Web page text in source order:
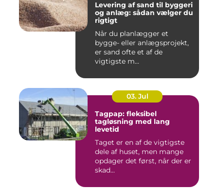
Levering af sand til byggeri
og anlæg: sådan vælger du
rigtigt
Når du planlægger et
bygge- eller anlægsprojekt,
er sand ofte et af de
vigtigste m...
03. Jul
Tagpap: fleksibel
tagløsning med lang
levetid
Taget er en af de vigtigste
dele af huset, men mange
opdager det først, når der er
skad...